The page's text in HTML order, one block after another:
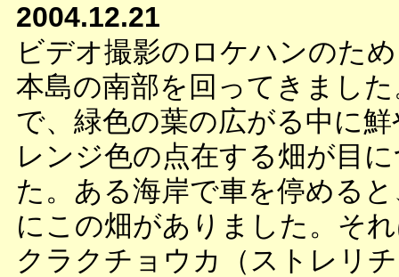
2004.12.21
ビデオ撮影のロケハンのた
本島の南部を回ってきまし
で、緑色の葉の広がる中に
レンジ色の点在する畑が目
た。ある海岸で車を停める
にこの畑がありました。そ
クラクチョウカ（ストレリ